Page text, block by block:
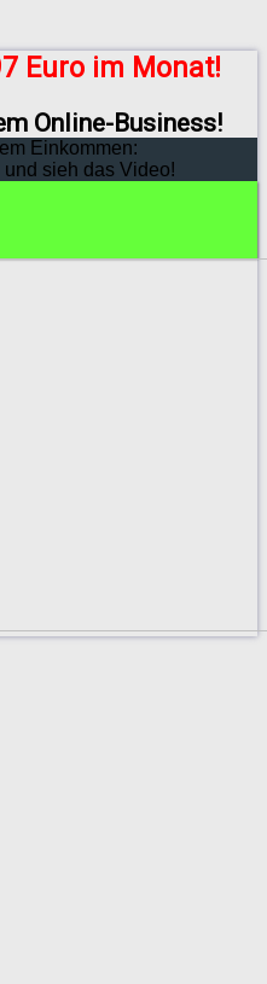
Euro im Monat!
Online-Business!
Einkommen:
sieh das Video!